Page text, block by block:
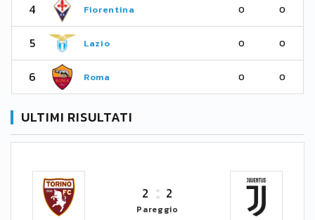
4 Fiorentina 0 0
5 Lazio 0 0
6 Roma 0 0
ULTIMI RISULTATI
2 2
Pareggio